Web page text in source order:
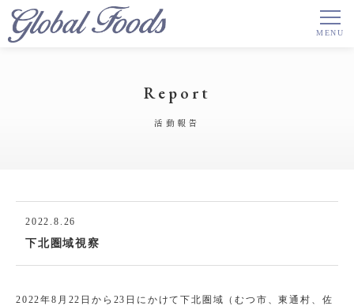
Report
活動報告
2022.8.26
下北圏域視察
2022年8月22日から23日にかけて下北圏域（むつ市、東通村、佐